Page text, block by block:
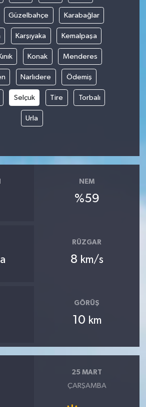
Güzelbahçe Karabağlar
Karşıyaka Kemalpaşa
Konak Menderes
Narlıdere Ödemiş
Selçuk Tire Torbalı
Urla
NEM
%59
RÜZGAR
8 km/s
GÖRÜŞ
10 km
25 MART
ÇARŞAMBA